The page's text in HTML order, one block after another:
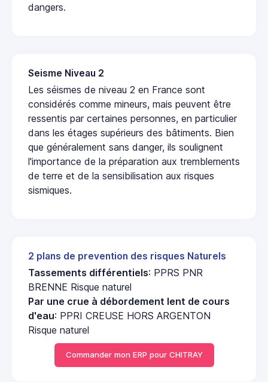
dangers.
Seisme Niveau 2
Les séismes de niveau 2 en France sont
considérés comme mineurs, mais peuvent être
ressentis par certaines personnes, en particulier
dans les étages supérieurs des bâtiments. Bien
que généralement sans danger, ils soulignent
l'importance de la préparation aux tremblements
de terre et de la sensibilisation aux risques
sismiques.
2 plans de prevention des risques Naturels
Tassements différentiels: PPRS PNR
BRENNE Risque naturel
Par une crue à débordement lent de cours
d'eau: PPRI CREUSE HORS ARGENTON
Risque naturel
Commander mon ERP pour CHITRAY